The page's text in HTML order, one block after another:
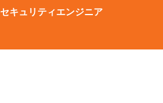
セキュリティエンジニア